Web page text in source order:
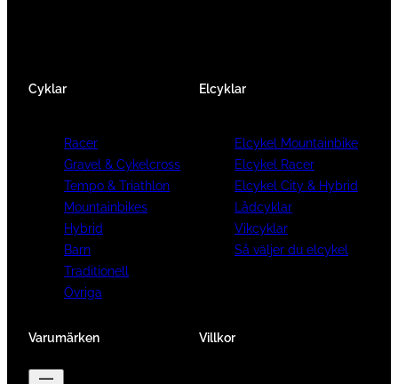
Cyklar
Racer
Gravel & Cykelcross
Tempo & Triathlon
Mountainbikes
Hybrid
Barn
Traditionell
Övriga
Elcyklar
Elcykel Mountainbike
Elcykel Racer
Elcykel City & Hybrid
Lådcyklar
Vikcyklar
Så väljer du elcykel
Varumärken Villkor